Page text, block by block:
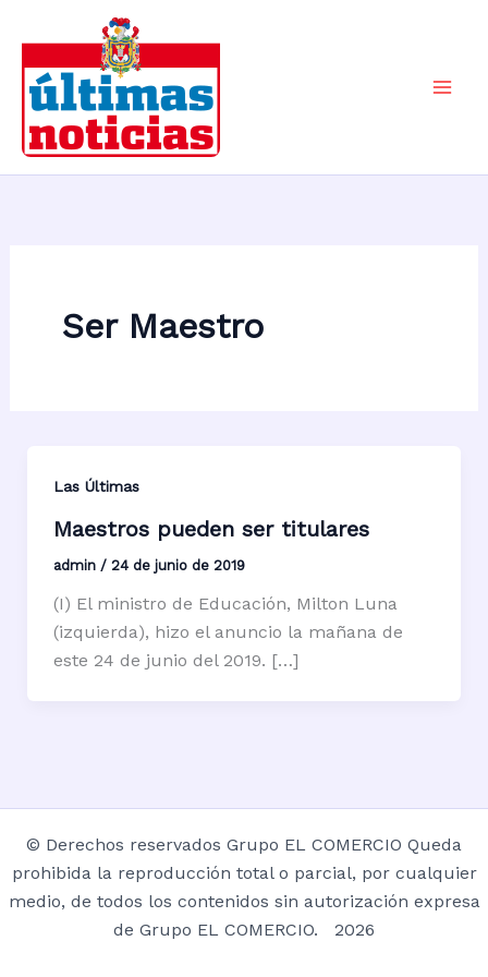
contenido
Ser Maestro
Las Últimas
Maestros pueden ser titulares
admin / 24 de junio de 2019
(I) El ministro de Educación, Milton Luna
(izquierda), hizo el anuncio la mañana de
este 24 de junio del 2019. […]
© Derechos reservados Grupo EL COMERCIO Queda
prohibida la reproducción total o parcial, por cualquier
medio, de todos los contenidos sin autorización expresa
de Grupo EL COMERCIO. 2026